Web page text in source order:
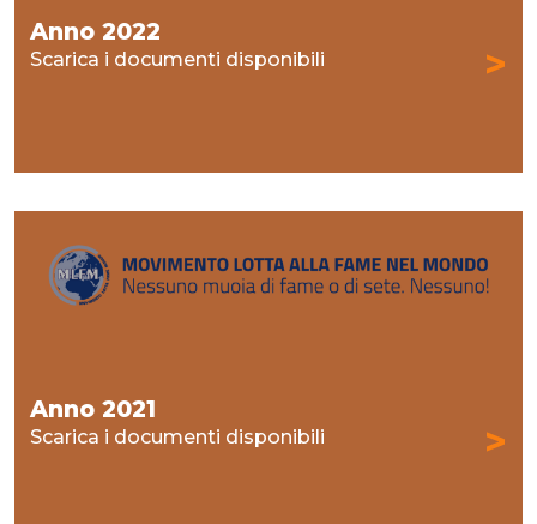
Anno 2022
Scarica i documenti disponibili >
Anno 2021
Scarica i documenti disponibili >